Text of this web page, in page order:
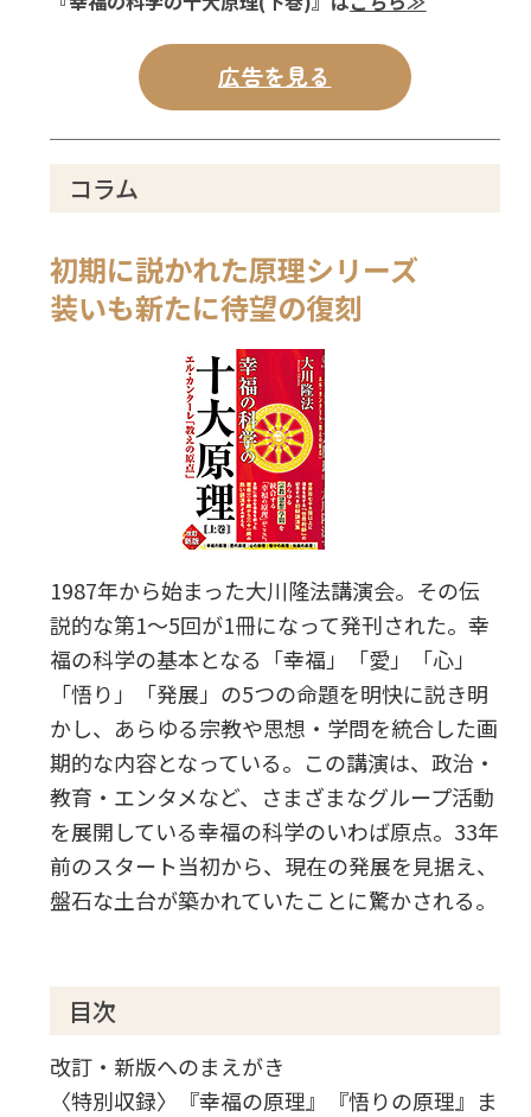
広告を見る
コラム
初期に説かれた原理シリーズ
装いも新たに待望の復刻
1987年から始まった大川隆法講演会。その伝
説的な第1～5回が1冊になって発刊された。幸
福の科学の基本となる「幸福」「愛」「心」
「悟り」「発展」の5つの命題を明快に説き明
かし、あらゆる宗教や思想・学問を統合した画
期的な内容となっている。この講演は、政治・
教育・エンタメなど、さまざまなグループ活動
を展開している幸福の科学のいわば原点。33年
前のスタート当初から、現在の発展を見据え、
盤石な土台が築かれていたことに驚かされる。
目次
改訂・新版へのまえがき
〈特別収録〉『幸福の原理』『悟りの原理』ま